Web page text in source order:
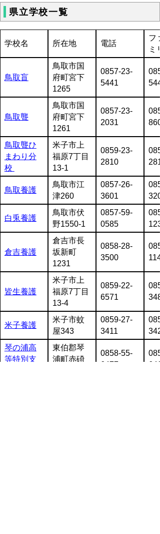
県立学校一覧
学校名 所在地 電話
フ
ミリ
鳥取盲
鳥取市国
府町宮下
1265
0857-23-
5441
鳥取聾
鳥取市国
府町宮下
1261
0857-23-
2031
鳥取聾ひ
まわり分
校
米子市上
福原7丁目
13-1
0859-23-
2810
鳥取養護
鳥取市江
津260
0857-26-
3601
白兎養護
鳥取市伏
野1550-1
0857-59-
0585
倉吉養護
倉吉市長
坂新町
1231
0858-28-
3500
皆生養護
米子市上
福原7丁目
13-4
0859-22-
6571
米子養護
米子市蚊
屋343
0859-27-
3411
琴の浦高
等特別支
東伯郡琴
浦町赤碕
0858-55-
6477